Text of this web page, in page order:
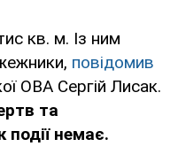
кв. м. Із ним
повідомив
ОВА Сергій Лисак.
та
немає.